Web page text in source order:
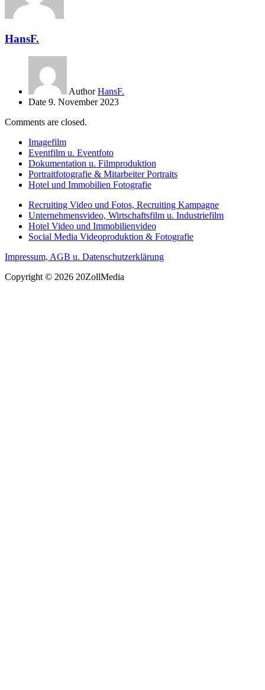
HansF.
Author HansF.
Date 9. November 2023
Comments are closed.
Imagefilm
Eventfilm u. Eventfoto
Dokumentation u. Filmproduktion
Portraitfotografie & Mitarbeiter Portraits
Hotel und Immobilien Fotografie
Recruiting Video und Fotos, Recruiting Kampagne
Unternehmensvideo, Wirtschaftsfilm u. Industriefilm
Hotel Video und Immobilienvideo
Social Media Videoproduktion & Fotografie
Impressum, AGB u. Datenschutzerklärung
Copyright © 2026 20ZollMedia